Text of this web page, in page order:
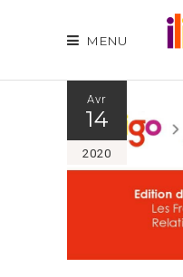
MENU
Avr
14
2020